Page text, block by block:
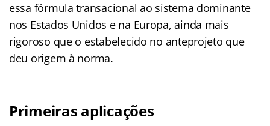
essa fórmula transacional ao sistema dominante
nos Estados Unidos e na Europa, ainda mais
rigoroso que o estabelecido no anteprojeto que
deu origem à norma.
Primeiras aplicações